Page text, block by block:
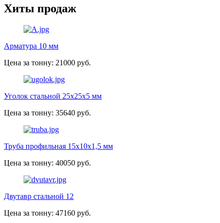
Хиты продаж
Арматура 10 мм
Цена за тонну: 21000 руб.
Уголок стальной 25х25х5 мм
Цена за тонну: 35640 руб.
Труба профильная 15х10х1,5 мм
Цена за тонну: 40050 руб.
Двутавр стальной 12
Цена за тонну: 47160 руб.